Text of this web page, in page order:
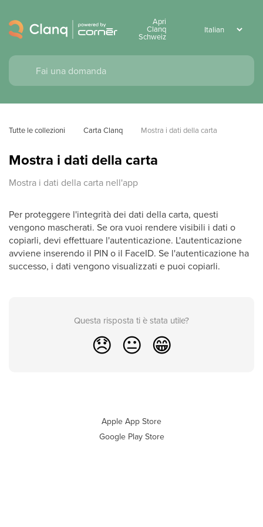
Apri
Clanq
Schweiz
Tutte le collezioni Carta Clanq Mostra i dati della carta
Mostra i dati della carta
Mostra i dati della carta nell'app
Per proteggere l'integrità dei dati della carta, questi
vengono mascherati. Se ora vuoi rendere visibili i dati o
copiarli, devi effettuare l'autenticazione. L'autenticazione
avviene inserendo il PIN o il FaceID. Se l'autenticazione ha
successo, i dati vengono visualizzati e puoi copiarli.
Questa risposta ti è stata utile?
😞 😐 😁
Apple App Store
Google Play Store